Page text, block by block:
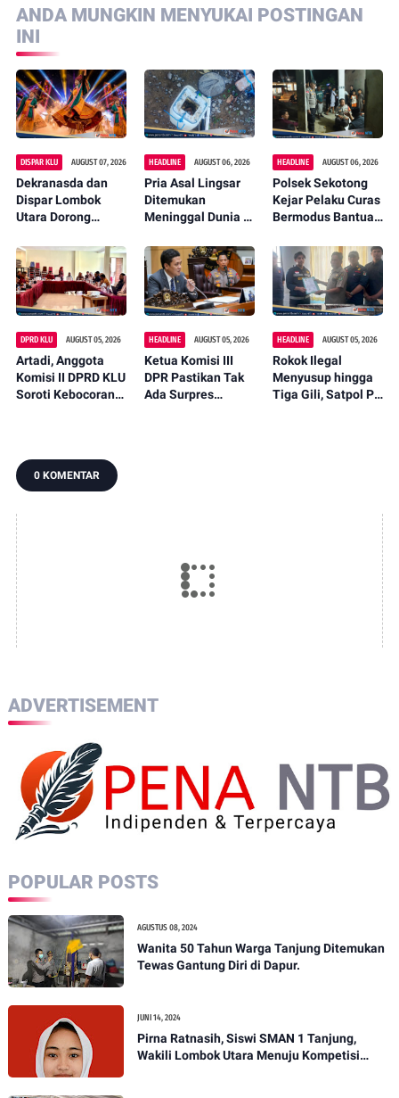
ANDA MUNGKIN MENYUKAI POSTINGAN
INI
DISPAR KLU AUGUST 07, 2026
Dekranasda dan
Dispar Lombok
Utara Dorong
Lokal Lewat
Fashion Street
2026
HEADLINE AUGUST 06, 2026
Pria Asal Lingsar
Ditemukan
Meninggal Dunia di
Lembar Saat
Mencari Belut
HEADLINE AUGUST 06, 2026
Polsek Sekotong
Kejar Pelaku Curas
Bermodus Bantuan
Penculikan Anak
Dipastikan Hoaks
DPRD KLU AUGUST 05, 2026
Artadi, Anggota
Komisi II DPRD KLU
Soroti Kebocoran
Dusun
HEADLINE AUGUST 05, 2026
Ketua Komisi III
DPR Pastikan Tak
Ada Surpres
HEADLINE AUGUST 05, 2026
Rokok Ilegal
Menyusup hingga
Tiga Gili, Satpol PP
0 KOMENTAR
ADVERTISEMENT
POPULAR POSTS
AGUSTUS 08, 2024
Wanita 50 Tahun Warga Tanjung Ditemukan
Tewas Gantung Diri di Dapur.
JUNI 14, 2024
Pirna Ratnasih, Siswi SMAN 1 Tanjung,
Wakili Lombok Utara Menuju Kompetisi